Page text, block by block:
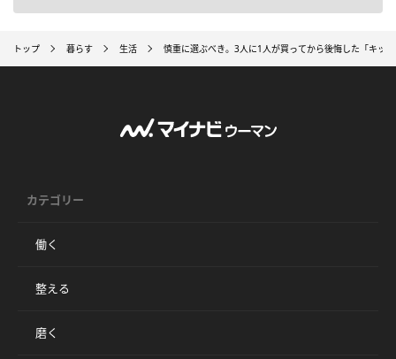
トップ 暮らす 生活 慎重に選ぶべき。3人に1人が買ってから後悔した「キッ
カテゴリー
働く
整える
磨く